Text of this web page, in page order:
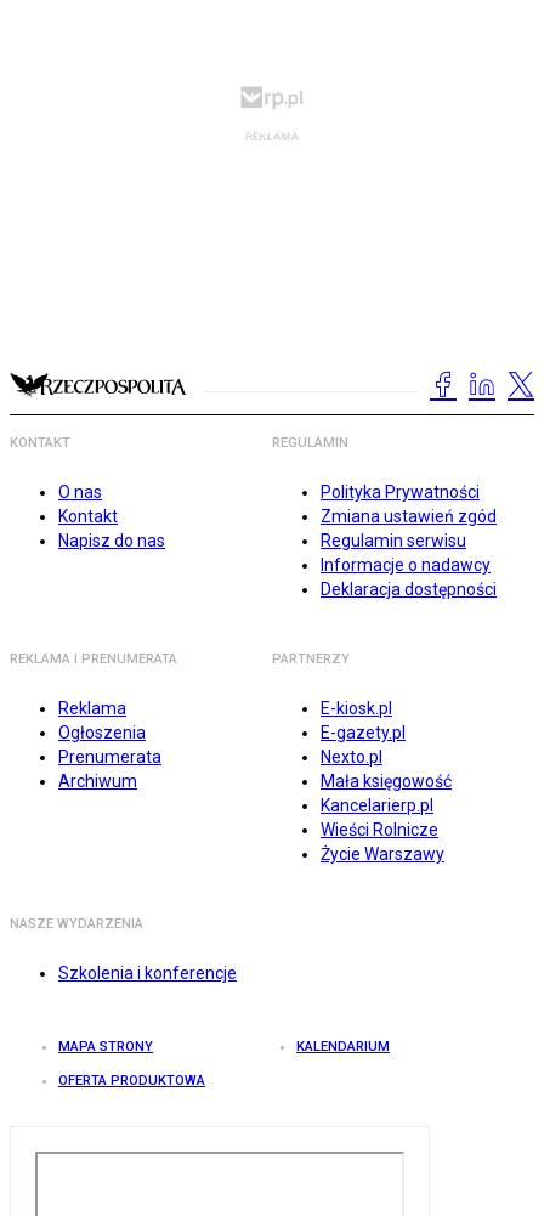
KONTAKT
O nas
Kontakt
Napisz do nas
REGULAMIN
Polityka Prywatności
Zmiana ustawień zgód
Regulamin serwisu
Informacje o nadawcy
Deklaracja dostępności
REKLAMA I PRENUMERATA
Reklama
Ogłoszenia
Prenumerata
Archiwum
PARTNERZY
E-kiosk.pl
E-gazety.pl
Nexto.pl
Mała księgowość
Kancelarierp.pl
Wieści Rolnicze
Życie Warszawy
NASZE WYDARZENIA
Szkolenia i konferencje
MAPA STRONY KALENDARIUM
OFERTA PRODUKTOWA